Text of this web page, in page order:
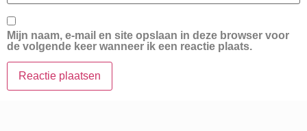
Mijn naam, e-mail en site opslaan in deze browser voor
de volgende keer wanneer ik een reactie plaats.